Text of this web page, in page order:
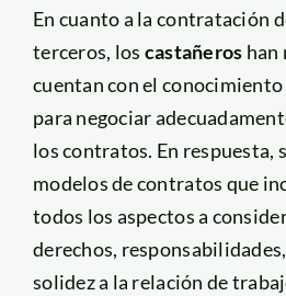
En cuanto a la contratación
terceros, los castañeros han
cuentan con el
para negociar
los contratos. En respuesta,
modelos de contratos que
todos los aspectos a
derechos,
solidez a la relación de